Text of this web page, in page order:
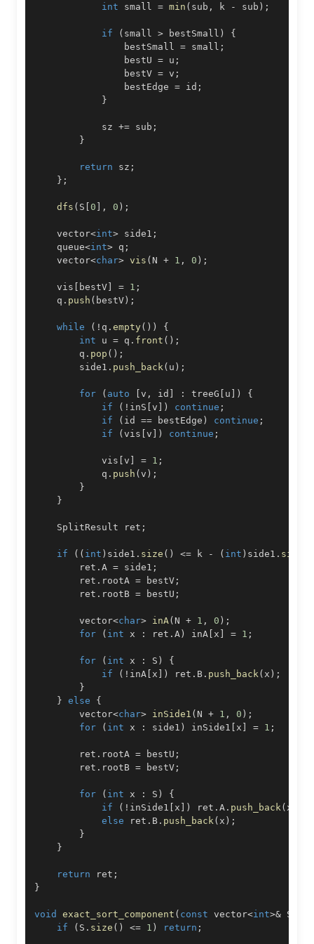
int small = min ( sub , k - sub ) ;
if ( small > bestSmall )
{
                bestSmall
= small ;
                bestU
= u ;
                bestV
= v ;
                bestEdge
= id ;
}
            sz
+= sub ;
}
return sz ;
} ;
dfs ( S [0 ] , 0 ) ;
    vector
<int> side1 ;
    queue
<int> q ;
    vector
<char> vis ( N + 1 , 0 ) ;
    vis
[ bestV] = 1 ;
    q
. push ( bestV) ;
while ( ! q . empty( ) )
{
int u = q . front ( ) ;
        q
. pop ( ) ;
        side1
. push_back ( u ) ;
for ( auto [v , id ] : treeG [ u ] )
{
if
( ! inS [v ] ) continue ;
if
( id == bestEdge ) continue ;
if
(vis [v ] ) continue ;
            vis
[v ] = 1 ;
            q
. push (v ) ;
}
}
    SplitResult ret
;
if ( ( int ) side1 . size ( ) <= k - ( int ) side1 . size
        ret
. A = side1 ;
        ret
. rootA = bestV ;
        ret
. rootB = bestU ;
        vector
<char> inA ( N + 1 , 0 ) ;
for
( int x : ret . A ) inA [ x ] = 1 ;
for ( int x : S )
{
if
( ! inA [ x ] ) ret . B . push_back ( x ) ;
}
} else
{
        vector
<char> inSide1 ( N + 1 , 0 ) ;
for
( int x : side1 ) inSide1 [ x ] = 1 ;
        ret
. rootA = bestU ;
        ret
. rootB = bestV ;
for ( int x : S )
{
if
( ! inSide1 [ x ] ) ret . A . push_back ( x
else ret . B . push_back ( x ) ;
}
}
return ret ;
}
void exact_sort_component ( const vector<int>& S
if
( S . size ( ) <= 1 ) return ;